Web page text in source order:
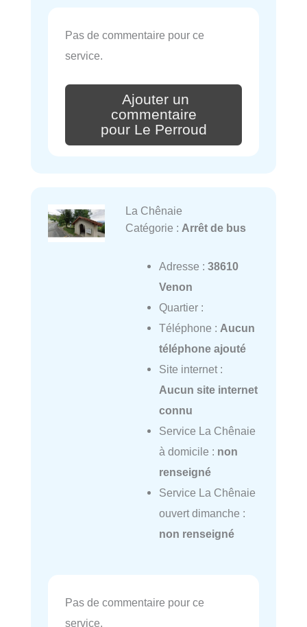
Pas de commentaire pour ce
service.
Ajouter un
commentaire
pour Le Perroud
La Chênaie
Catégorie : Arrêt de bus
Adresse : 38610
Venon
Quartier :
Téléphone : Aucun
téléphone ajouté
Site internet :
Aucun site internet
connu
Service La Chênaie
à domicile : non
renseigné
Service La Chênaie
ouvert dimanche :
non renseigné
Pas de commentaire pour ce
service.